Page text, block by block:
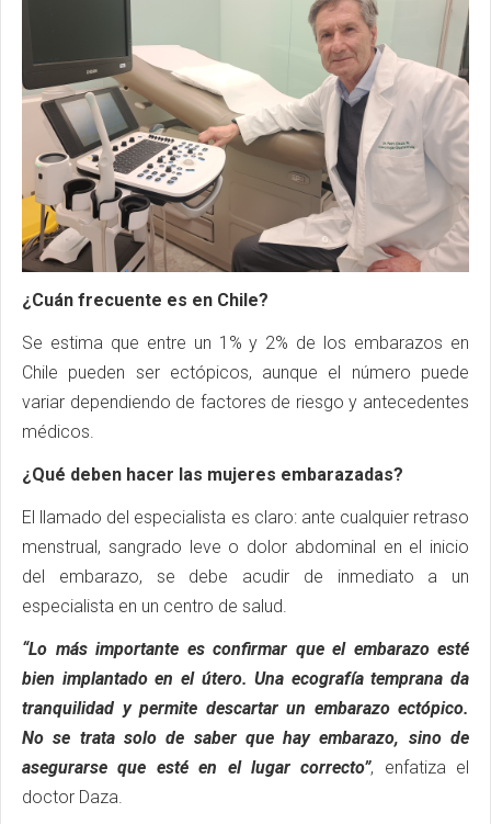
¿Cuán frecuente es en Chile?
Se estima que entre un 1% y 2% de los embarazos en
Chile pueden ser ectópicos, aunque el número puede
variar dependiendo de factores de riesgo y antecedentes
médicos.
¿Qué deben hacer las mujeres embarazadas?
El llamado del especialista es claro: ante cualquier retraso
menstrual, sangrado leve o dolor abdominal en el inicio
del embarazo, se debe acudir de inmediato a un
especialista en un centro de salud.
“Lo más importante es confirmar que el embarazo esté
bien implantado en el útero. Una ecografía temprana da
tranquilidad y permite descartar un embarazo ectópico.
No se trata solo de saber que hay embarazo, sino de
asegurarse que esté en el lugar correcto”, enfatiza el
doctor Daza.